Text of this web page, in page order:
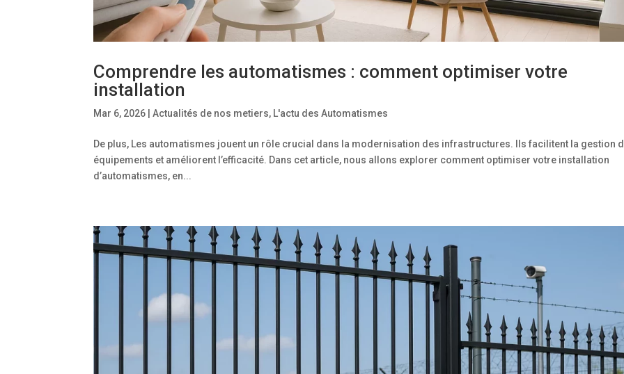
Comprendre les automatismes : comment optimiser votre
installation
Mar 6, 2026 |Actualités de nos metiers, L'actu des Automatismes
De plus, Les automatismes jouent un rôle crucial dans la modernisation des infrastructures. Ils facilitent la gestion
équipements et améliorent l’efficacité. Dans cet article, nous allons explorer comment optimiser votre installation
d’automatismes, en...